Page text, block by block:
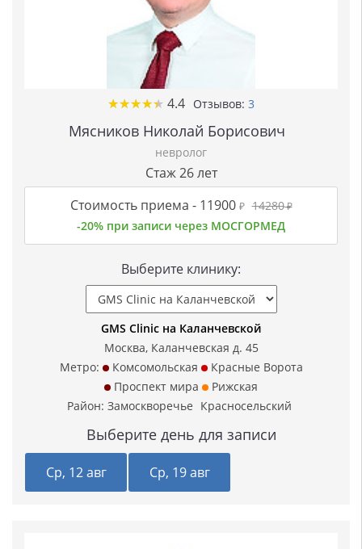
★★★★★
★★★★★ 4.4 Отзывов: 3
Мясников Николай Борисович
невролог
Стаж 26 лет
Стоимость приема -11900 ₽ 14280₽
-20% при записи через МОСГОРМЕД
Выберите клинику:
GMS Clinic на Каланчевской
Москва, Каланчевская д. 45
Метро:
Комсомольская
Красные Ворота
Проспект мира
Рижская
Район: Замоскворечье Красносельский
Выберите день для записи
Ср, 12 авг Ср, 19 авг